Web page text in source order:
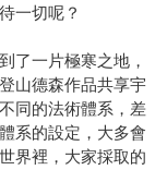
一切呢？
了一片極寒之地，
山德森作品共享宇
同的法術體系，差
系的設定，大多會
界裡，大家採取的